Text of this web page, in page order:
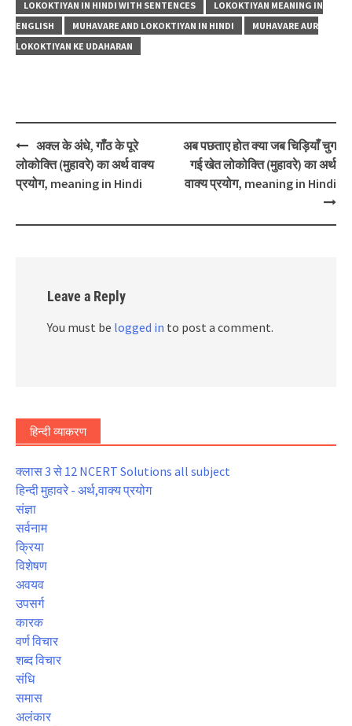
LOKOKTIYAN IN HINDI WITH SENTENCES
LOKOKTIYAN MEANING IN
ENGLISH
MUHAVARE AND LOKOKTIYAN IN HINDI
MUHAVARE AUR
LOKOKTIYAN KE UDAHARAN
Post
navigation
अक्ल के अंधे, गाँठ के पूरे
लोकोक्ति (मुहावरे) का अर्थ वाक्य
प्रयोग, meaning in Hindi
अब पछताए होत क्या जब चिड़ियाँ चुग
गई खेत लोकोक्ति (मुहावरे) का अर्थ
वाक्य प्रयोग, meaning in Hindi
Leave a Reply
You must be logged in to post a comment.
हिन्दी व्याकरण
क्लास 3 से 12 NCERT Solutions all subject
हिन्दी मुहावरे - अर्थ,वाक्य प्रयोग
संज्ञा
सर्वनाम
क्रिया
विशेषण
अवयव
उपसर्ग
कारक
वर्ण विचार
शब्द विचार
संधि
समास
अलंकार